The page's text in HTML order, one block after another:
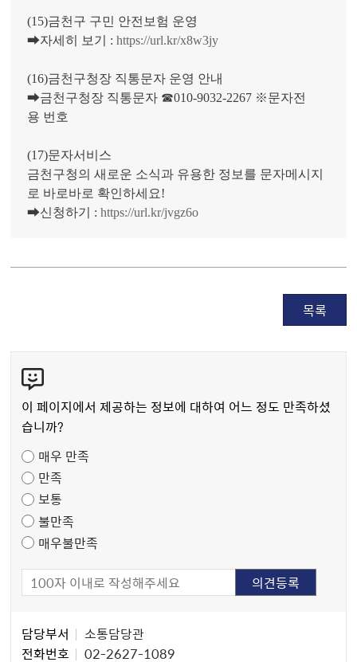
(15)금천구 구민 안전보험 운영
➡자세히 보기 :https://url.kr/x8w3jy
(16)금천구청장 직통문자 운영 안내
➡금천구청장 직통문자 ☎010-9032-2267 ※문자전
용 번호
(17)문자서비스
금천구청의 새로운 소식과 유용한 정보를 문자메시지
로 바로바로 확인하세요!
➡신청하기 :https://url.kr/jvgz6o
목록
텐
츠
만
도
조
사
이 페이지에서 제공하는 정보에 대하여 어느 정도 만족하셨
습니까?
매우 만족
만족
보통
불만족
매우불만족
담당부서
소통담당관
전화번호
02-2627-1089